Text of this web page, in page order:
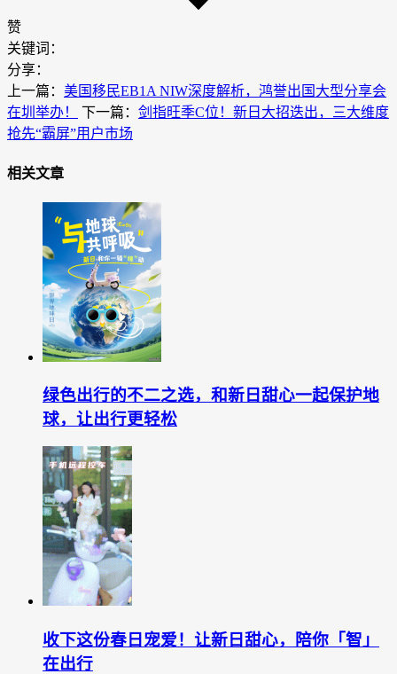
赞
关键词：
分享：
上一篇： 美国移民EB1A NIW深度解析，鸿誉出国大型分享会
在圳举办！
下一篇： 剑指旺季C位！新日大招迭出，三大维度
抢先“霸屏”用户市场
相关文章
绿色出行的不二之选，和新日甜心一起保护地
球，让出行更轻松
收下这份春日宠爱！让新日甜心，陪你「智」
在出行